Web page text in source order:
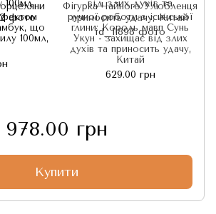
що
100мл,
Фігурка Чайного Улюбленця
ручної роботи з ісинської
глини: Король мавп Сунь
Укун - захищає від злих
духів та приносить удачу,
Китай
629.00 грн
978.00 грн
Купити